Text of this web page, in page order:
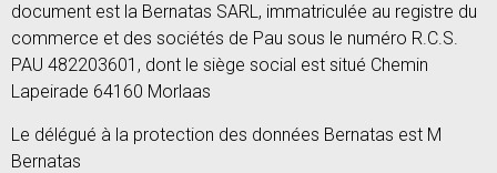
document est la Bernatas SARL, immatriculée au registre du
commerce et des sociétés de Pau sous le numéro R.C.S.
PAU 482203601, dont le siège social est situé Chemin
Lapeirade 64160 Morlaas
Le délégué à la protection des données Bernatas est M
Bernatas